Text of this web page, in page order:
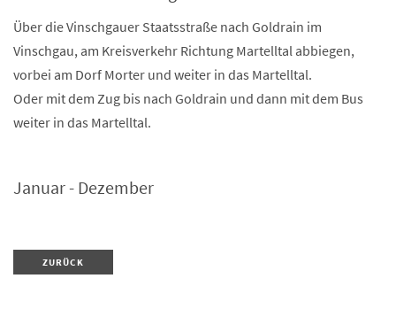
Über die Vinschgauer Staatsstraße nach Goldrain im
Vinschgau, am Kreisverkehr Richtung Martelltal abbiegen,
vorbei am Dorf Morter und weiter in das Martelltal.
Oder mit dem Zug bis nach Goldrain und dann mit dem Bus
weiter in das Martelltal.
Januar - Dezember
ZURÜCK